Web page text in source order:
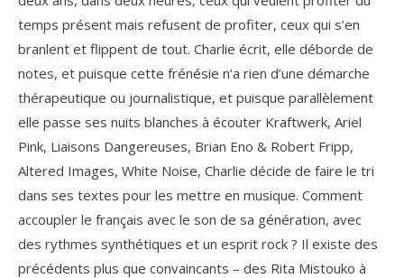
temps présent mais refusent de profiter, ceux qui s’en
branlent et flippent de tout. Charlie écrit, elle déborde de
notes, et puisque cette frénésie n’a rien d’une démarche
thérapeutique ou journalistique, et puisque parallèlement
elle passe ses nuits blanches à écouter Kraftwerk, Ariel
Pink, Liaisons Dangereuses, Brian Eno & Robert Fripp,
Altered Images, White Noise, Charlie décide de faire le tri
dans ses textes pour les mettre en musique. Comment
accoupler le français avec le son de sa génération, avec
des rythmes synthétiques et un esprit rock ? Il existe des
précédents plus que convaincants – des Rita Mistouko à